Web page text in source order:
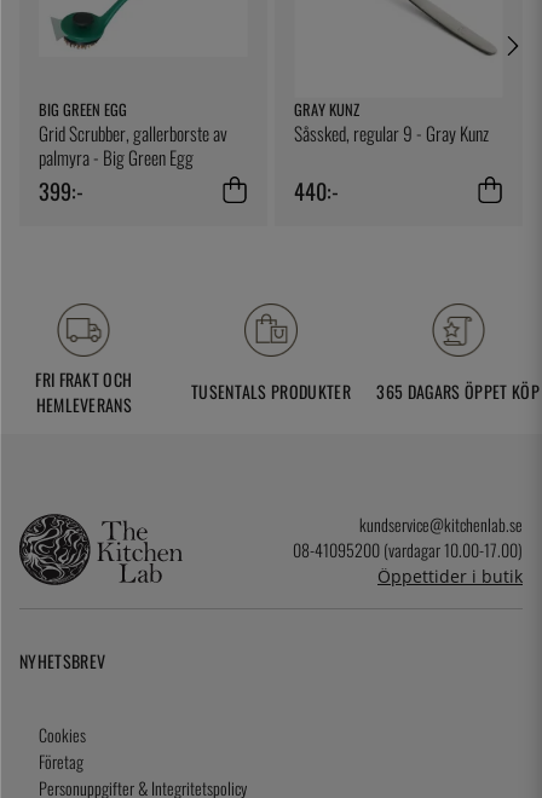
BIG GREEN EGG
Grid Scrubber, gallerborste av
palmyra - Big Green Egg
399:-
GRAY KUNZ
Såssked, regular 9 - Gray Kunz
440:-
FRI FRAKT OCH
HEMLEVERANS
TUSENTALS PRODUKTER 365 DAGARS ÖPPET KÖP
kundservice@kitchenlab.se
08-41095200 (vardagar 10.00-17.00)
Öppettider i butik
NYHETSBREV
Cookies
Företag
Personuppgifter & Integritetspolicy